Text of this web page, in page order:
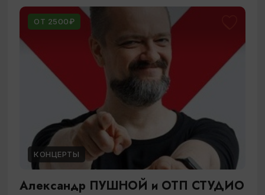
ОТ 2500₽
КОНЦЕРТЫ
Александр ПУШНОЙ и ОТП СТУДИО